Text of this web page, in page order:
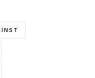
INST